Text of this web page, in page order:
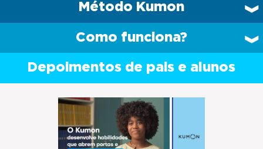
Método Kumon
Como funciona?
Depoimentos de pais e alunos
Previous